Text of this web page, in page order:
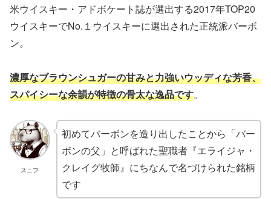
米ウイスキー・アドボケート誌が選出する2017年TOP20
ウイスキーでNo.１ウイスキーに選出された正統派バーボ
ン。
濃厚なブラウンシュガーの甘みと力強いウッディな芳香、
スパイシーな余韻が特徴の骨太な逸品です。
スニフ
初めてバーボンを造り出したことから「バー
ボンの父」と呼ばれた聖職者『エライジャ・
クレイグ牧師』にちなんで名づけられた銘柄
です